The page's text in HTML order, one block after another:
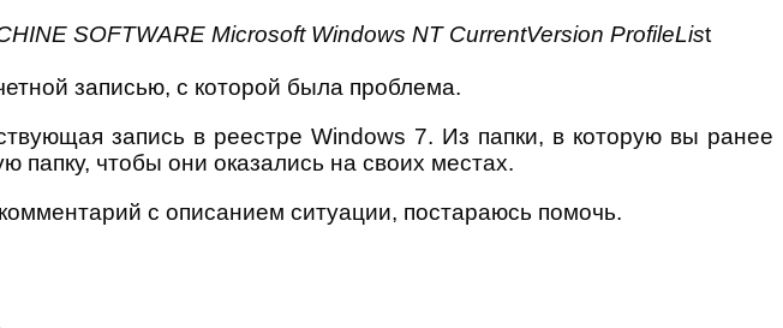
SOFTWARE Microsoft Windows NT CurrentVersion ProfileList
записью, с которой была проблема.
запись в реестре Windows 7. Из папки, в которую вы ранее
папку, чтобы они оказались на своих местах.
с описанием ситуации, постараюсь помочь.